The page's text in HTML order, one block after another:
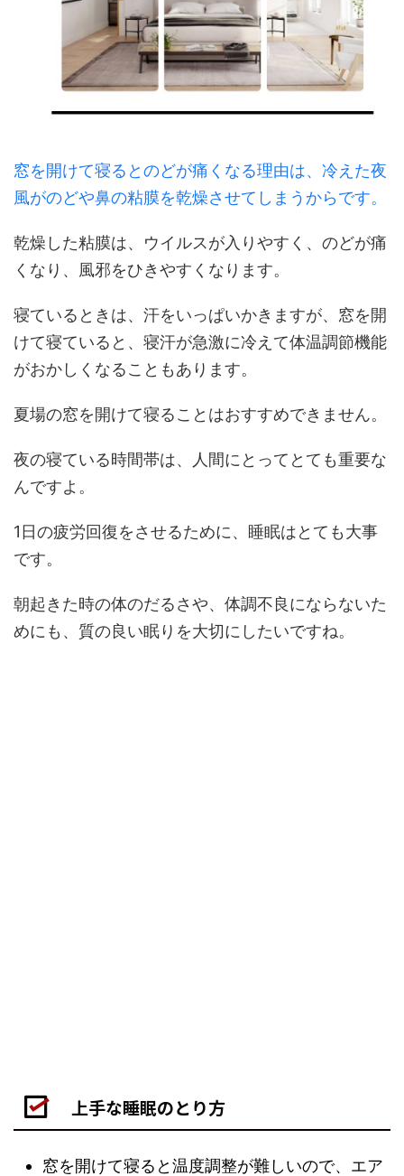
窓を開けて寝るとのどが痛くなる理由は、冷えた夜
風がのどや鼻の粘膜を乾燥させてしまうからです。
乾燥した粘膜は、ウイルスが入りやすく、のどが痛
くなり、風邪をひきやすくなります。
寝ているときは、汗をいっぱいかきますが、窓を開
けて寝ていると、寝汗が急激に冷えて体温調節機能
がおかしくなることもあります。
夏場の窓を開けて寝ることはおすすめできません。
夜の寝ている時間帯は、人間にとってとても重要な
んですよ。
1日の疲労回復をさせるために、睡眠はとても大事
です。
朝起きた時の体のだるさや、体調不良にならないた
めにも、質の良い眠りを大切にしたいですね。
上手な睡眠のとり方
窓を開けて寝ると温度調整が難しいので、エア